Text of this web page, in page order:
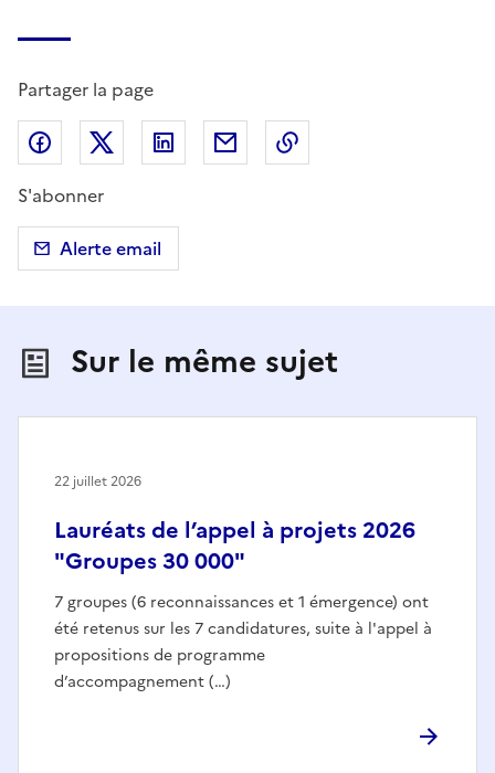
Partager la page
Partager sur Facebook
Partager sur X (anciennement Twitter)
Partager sur LinkedIn
Partager par email
S'abonner
Alerte email
Sur le même sujet
Lauréats de l’appel à projets 2026
"Groupes 30 000"
7 groupes (6 reconnaissances et 1 émergence) ont
été retenus sur les 7 candidatures, suite à l'appel à
propositions de programme
d’accompagnement (…)
22 juillet 2026